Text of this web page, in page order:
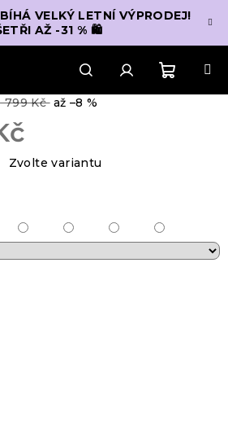
VELKÝ LETNÍ VÝPRODEJ!
AŽ -31 % 🛍️
HledatPřihlášení
799 Kč až –8 %
Zvolte variantu